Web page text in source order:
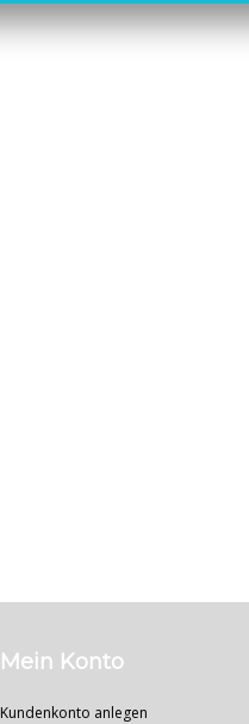
Mein Konto
Kundenkonto anlegen